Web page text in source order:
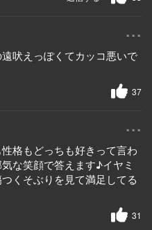
...
吠えっぽくてカッコ悪いで
37
...
格もどっちも好きって言わ
な笑顔で答えます♪イヤミ
くそぶりを見て満足してる
31